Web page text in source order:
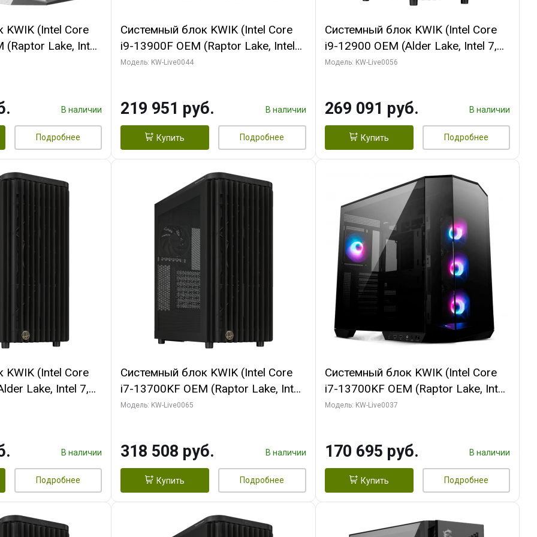
KWIK (Intel Core
(Raptor Lake, Intel
32 ГБ ОЗУ (2
В наличии
Подробнее
Системный блок KWIK (Intel Core
i9-13900F OEM (Raptor Lake, Intel
7, Efficient-co/ 32 ГБ ОЗУ (2
HD/ 512 ГБ SSD)
Модель: KW-Live0044
219 951 руб. В наличии
Купить Подробнее
Системный блок KWIK (Intel Core
i9-12900 OEM (Alder Lake, Intel 7,
C16 8EC/8PC/T2/ 64 ГБ ОЗУ (2
ТБ SSD)
Модель: KW-Live0056
269 091 руб. В наличии
Купить Подробнее
KWIK (Intel Core
Lake, Intel 7,
64 ГБ ОЗУ (2
В наличии
Подробнее
Системный блок KWIK (Intel Core
i7-13700KF OEM (Raptor Lake, Intel
7, C16 8EC/8PC/ 64 ГБ ОЗУ (2
2/ 1 ТБ SSD)
Модель: KW-Live0065
318 508 руб. В наличии
Купить Подробнее
Системный блок KWIK (Intel Core
i7-13700KF OEM (Raptor Lake, Intel
7, C16 8EC/8PC/ 32 ГБ ОЗУ (2
HDMI/ 1 ТБ SSD)
Модель: KW-Live0037
170 695 руб. В наличии
Купить Подробнее